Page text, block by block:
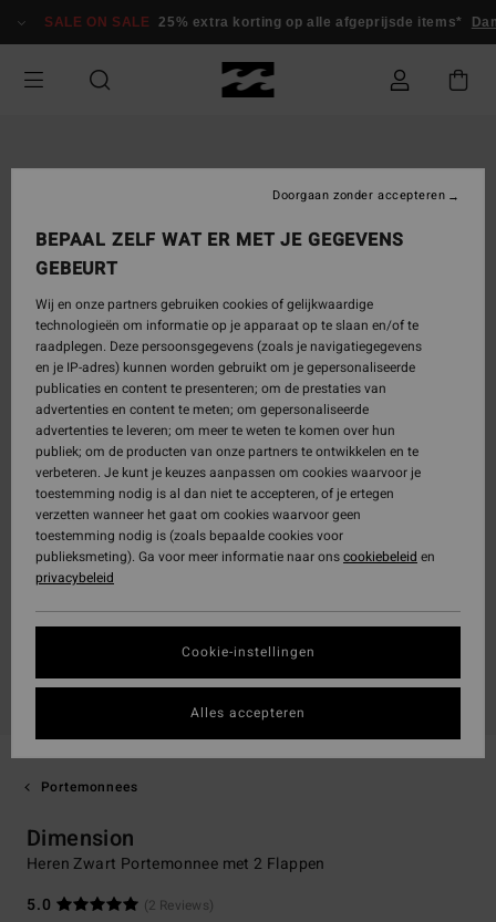
naar
SALE ON SALE 25% extra korting op alle afgeprijsde items*
Portemonnees
Dimension
Heren Zwart Portemonnee met 2 Flappen
5.0
(2 Reviews)
BEPAAL ZELF WAT ER MET JE GEGEVENS
GEBEURT
Wij en onze partners gebruiken cookies of gelijkwaardige
technologieën om informatie op je apparaat op te slaan en/of te
raadplegen. Deze persoonsgegevens (zoals je navigatiegegevens
en je IP-adres) kunnen worden gebruikt om je gepersonaliseerde
publicaties en content te presenteren; om de prestaties van
advertenties en content te meten; om gepersonaliseerde
advertenties te leveren; om meer te weten te komen over hun
publiek; om de producten van onze partners te ontwikkelen en te
verbeteren. Je kunt je keuzes aanpassen om cookies waarvoor je
toestemming nodig is al dan niet te accepteren, of je ertegen
verzetten wanneer het gaat om cookies waarvoor geen
toestemming nodig is (zoals bepaalde cookies voor
publieksmeting). Ga voor meer informatie naar onscookiebeleid en
privacybeleid
Cookie-instellingen
Doorgaan zonder accepteren
Alles accepteren